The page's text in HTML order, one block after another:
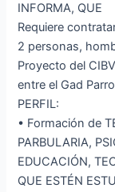
INFORMA, QUE
Requiere
2 personas,
Proyecto del
entre el Gad
PERFIL:
• Formación de
PARBULARIA,
EDUCACIÓN,
QUE ESTÉN